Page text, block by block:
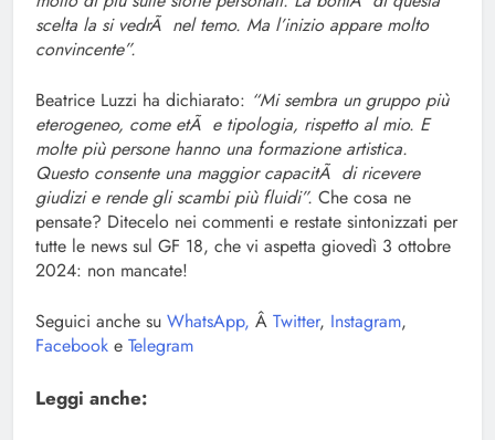
scelta la si vedrÃ nel temo. Ma l’inizio appare molto
convincente”.
Beatrice Luzzi ha dichiarato: “Mi sembra un gruppo più
eterogeneo, come etÃ e tipologia, rispetto al mio. E
molte più persone hanno una formazione artistica.
Questo consente una maggior capacitÃ di ricevere
giudizi e rende gli scambi più fluidi”. Che cosa ne
pensate? Ditecelo nei commenti e restate sintonizzati per
tutte le news sul GF 18, che vi aspetta giovedì 3 ottobre
2024: non mancate!
Seguici anche su WhatsApp, Â Twitter, Instagram,
Facebook e Telegram
Leggi anche: